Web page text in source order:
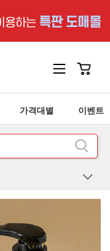
가격대별 이벤트